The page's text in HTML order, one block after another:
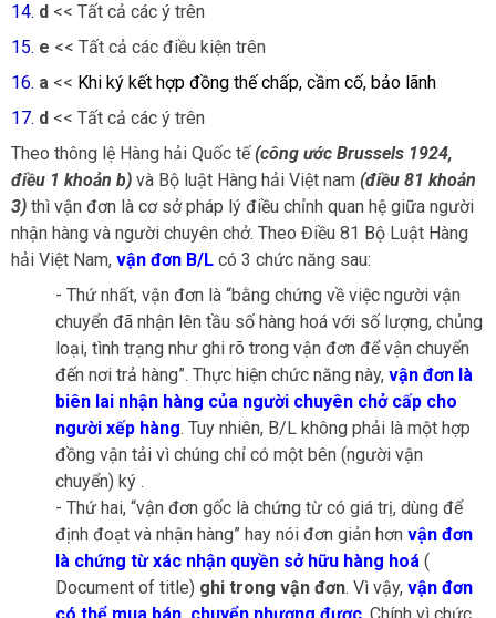
14. d << Tất cả các ý trên
15. e << Tất cả các điều kiện trên
16. a << Khi ký kết hợp đồng thế chấp, cầm cố, bảo lãnh
17. d << Tất cả các ý trên
Theo thông lệ Hàng hải Quốc tế(công ước Brussels 1924,
điều 1 khoản b) và Bộ luật Hàng hải Việt nam (điều 81 khoản
3) thì vận đơn là cơ sở pháp lý điều chỉnh quan hệ giữa người
nhận hàng và người chuyên chở. Theo Điều 81 Bộ Luật Hàng
hải Việt Nam, vận đơn B/L có 3 chức năng sau:
- Thứ nhất, vận đơn là “bằng chứng về việc người vận
chuyển đã nhận lên tầu số hàng hoá với số lượng, chủng
loại, tình trạng như ghi rõ trong vận đơn để vận chuyển
đến nơi trả hàng”. Thực hiện chức năng này, vận đơn là
biên lai nhận hàng của người chuyên chở cấp cho
người xếp hàng. Tuy nhiên, B/L không phải là một hợp
đồng vận tải vì chúng chỉ có một bên (người vận
chuyển) ký .
- Thứ hai, “vận đơn gốc là chứng từ có giá trị, dùng để
định đoạt và nhận hàng” hay nói đơn giản hơn vận đơn
là chứng từ xác nhận quyền sở hữu hàng hoá (
Document of title) ghi trong vận đơn. Vì vậy, vận đơn